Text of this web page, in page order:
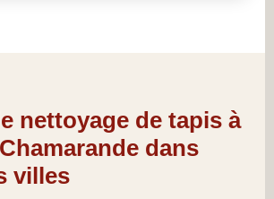
nettoyage de tapis à
dans
villes